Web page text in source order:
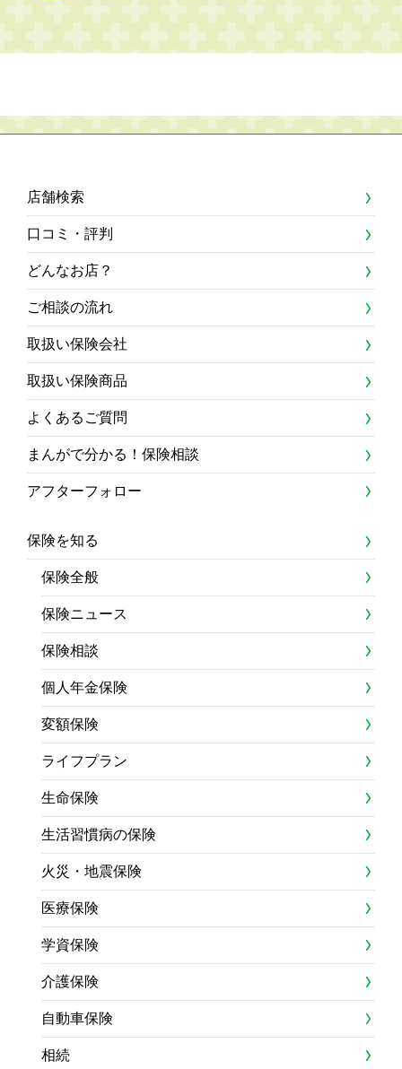
店舗検索
口コミ・評判
どんなお店？
ご相談の流れ
取扱い保険会社
取扱い保険商品
よくあるご質問
まんがで分かる！保険相談
アフターフォロー
保険を知る
保険全般
保険ニュース
保険相談
個人年金保険
変額保険
ライフプラン
生命保険
生活習慣病の保険
火災・地震保険
医療保険
学資保険
介護保険
自動車保険
相続